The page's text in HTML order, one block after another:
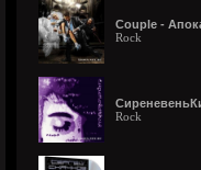
Couple -
Rock
Rock